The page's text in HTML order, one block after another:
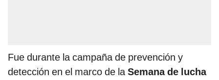
Fue durante la campaña de prevención y
detección en el marco de laSemana de lucha